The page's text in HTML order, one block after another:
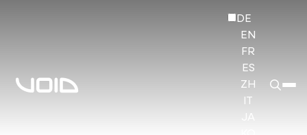
DE
EN
FR
ES
ZH
JA